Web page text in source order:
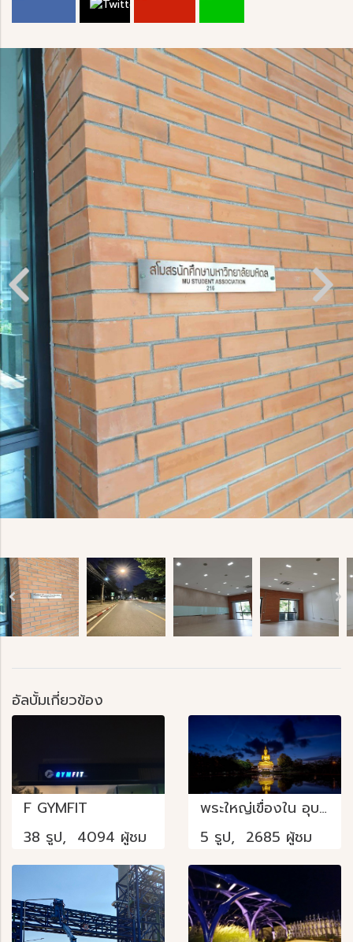
อัลบั้มเกี่ยวข้อง
F GYMFIT
38 รูป, 4094 ผู้ชม
พระใหญ่เขื่องใน อุบลราชธานี
5 รูป, 2685 ผู้ชม